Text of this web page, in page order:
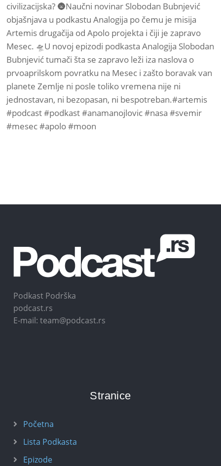
civilizacijska? 🌚Naučni novinar Slobodan Bubnjević
objašnjava u podkastu Analogija po čemu je misija
Artemis drugačija od Apolo projekta i čiji je zapravo
Mesec. 🛸U novoj epizodi podkasta Analogija Slobodan
Bubnjević tumači šta se zapravo leži iza naslova o
prvoaprilskom povratku na Mesec i zašto boravak van
planete Zemlje ni posle toliko vremena nije ni
jednostavan, ni bezopasan, ni bespotreban.#artemis
#podcast #podkast #anamanojlovic #nasa #svemir
#mesec #apolo #moon
Podkast Podrška
podcast.rs
E-mail: team@podcast.rs
Stranice
Početna
Lista Podkasta
Epizode